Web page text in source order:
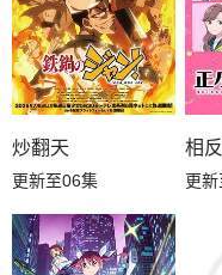
炒翻天
更新至06集
相
更